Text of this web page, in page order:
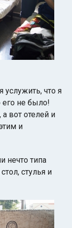
услужить, что я
его не было!
вот отелей и
и
нечто типа
стулья и